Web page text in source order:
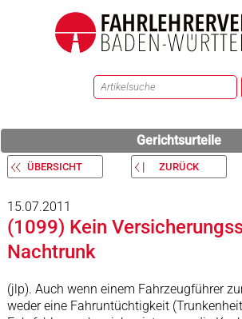
Gerichtsurteile
ÜBERSICHT ZURÜCK
15.07.2011
(1099) Kein
Nachtrunk
(jlp). Auch wenn einem Fahrzeugführer
weder eine Fahruntüchtigkeit